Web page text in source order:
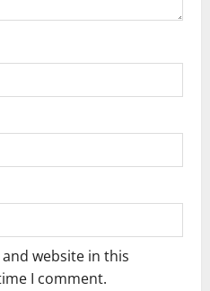
website in this
I comment.